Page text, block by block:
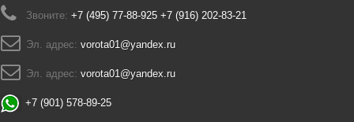
Звоните: +7 (495) 77-88-925 +7 (916) 202-83-21
Эл. адрес: vorota01@yandex.ru
Эл. адрес: vorota01@yandex.ru
+7 (901) 578-89-25